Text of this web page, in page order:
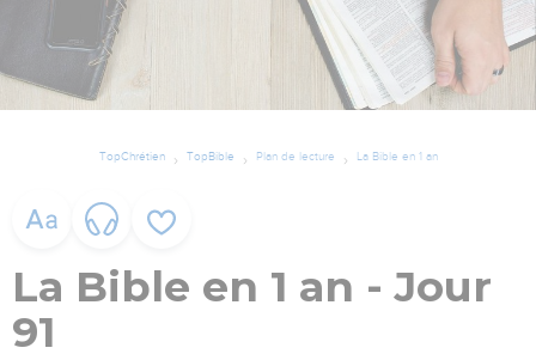
TopChrétien TopBible Plan de lecture La Bible en 1 an
La Bible en 1 an - Jour
91